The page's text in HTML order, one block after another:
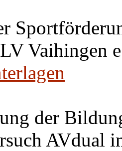
Vaihingen
der
AVdual